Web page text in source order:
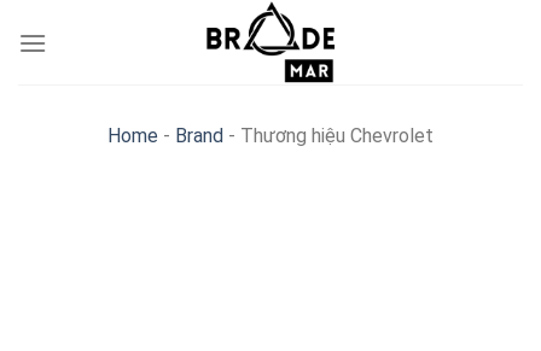
Home - Brand - Thương hiệu Chevrolet